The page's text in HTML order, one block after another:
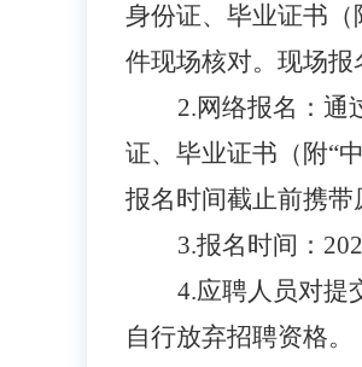
身份证、毕业证书
件现场核对。现场报
2.网络报名： 通
证、毕业证书（附“
报名时间截止前携带
3.报名时间：
4.应聘人员对提
自行放弃招聘资格。